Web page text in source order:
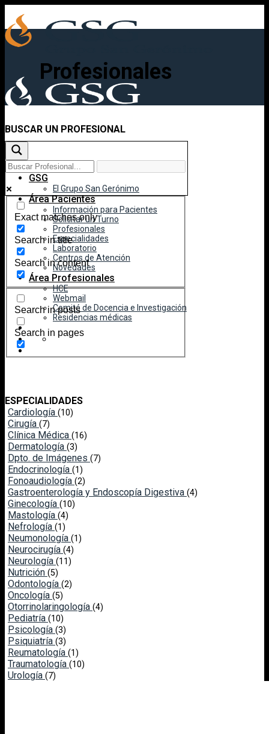
content
Inicio
GSG
El Grupo San Gerónimo
Área Pacientes
Información para Pacientes
Solicitar un Turno
Profesionales
Especialidades
Laboratorio
Centros de Atención
Novedades
Área Profesionales
HCE
Webmail
Comité de Docencia e Investigación
Residencias médicas
Profesionales
BUSCAR UN PROFESIONAL
Exact matches only
Search in title
Search in content
Search in posts
Search in pages
ESPECIALIDADES
Cardiología (10)
Cirugía (7)
Clínica Médica (16)
Dermatología (3)
Dpto. de Imágenes (7)
Endocrinología (1)
Fonoaudiología (2)
Gastroenterología y Endoscopía Digestiva (4)
Ginecología (10)
Mastología (4)
Nefrología (1)
Neumonología (1)
Neurocirugía (4)
Neurología (11)
Nutrición (5)
Odontología (2)
Oncología (5)
Otorrinolaringología (4)
Pediatría (10)
Psicología (3)
Psiquiatría (3)
Reumatología (1)
Traumatología (10)
Urología (7)